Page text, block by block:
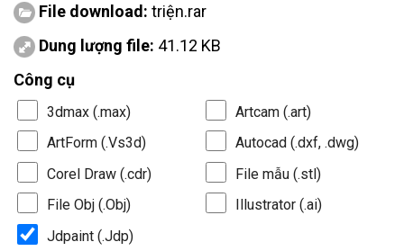
File download: triện.rar
Dung lượng file: 41.12 KB
Công cụ
3dmax (.max)
Artcam (.art)
ArtForm (.Vs3d)
Autocad (.dxf, .dwg)
Corel Draw (.cdr)
File mẫu (.stl)
File Obj (.Obj)
Illustrator (.ai)
Jdpaint (.Jdp)